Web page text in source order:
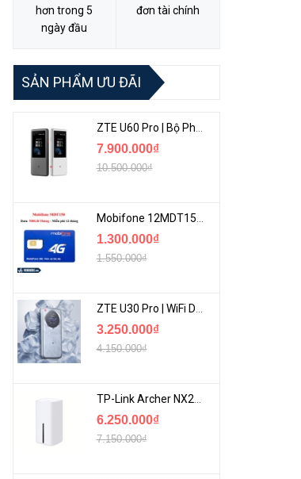
hơn trong 5
ngày đầu
đơn tài chính
SẢN PHẨM ƯU ĐÃI
ZTE U60 Pro | Bộ Phát 5G Cầm Tay Tích Hợp Công Nghệ WiFi 7, Pin 10000mAh
7.900.000₫
10.500.000₫
Mobifone 12MDT150 | Sim Chuyên 4G Mobifone Dung Lượng Cao 500GB/Tháng Gói 1 Năm
1.300.000₫
1.550.000₫
ZTE U30 Pro | WiFi Di Động 5G Tốc Độ Lên Đến 500Mbps, Màn Hình Cảm Ứng
3.250.000₫
4.150.000₫
TP-Link Archer NX200 | Bộ Phát WiFi Dùng Sim 5G Tốc Độ Cao Mới FullBox
6.250.000₫
7.150.000₫